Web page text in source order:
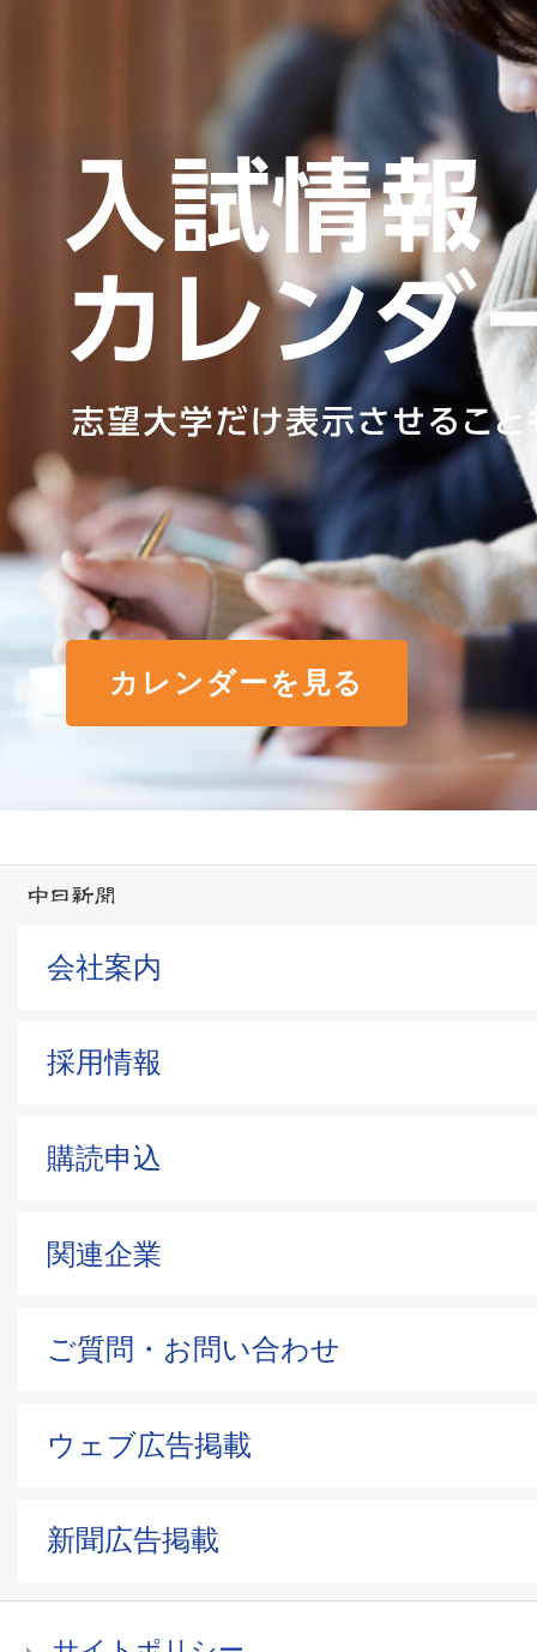
カレンダーを見る
会社案内
採用情報
購読申込
関連企業
ご質問・お問い合わせ
ウェブ広告掲載
新聞広告掲載